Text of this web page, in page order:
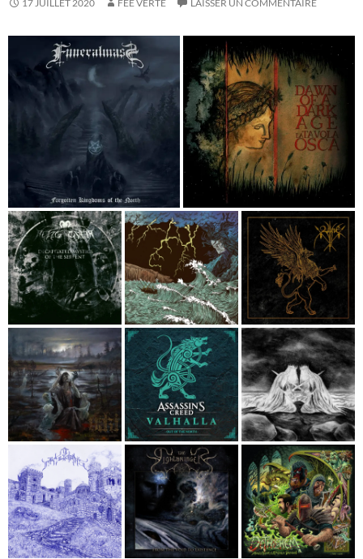
17 JUILLET 2020 FÉE VERTE LAISSER UN COMMENTAIRE